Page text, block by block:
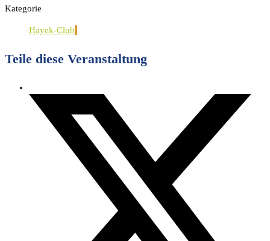
Kategorie
Hayek-Club
Teile diese Veranstaltung